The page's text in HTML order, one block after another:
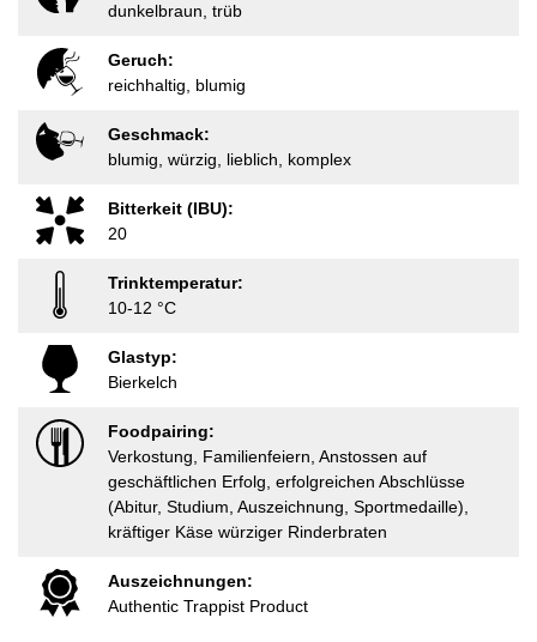
dunkelbraun, trüb
Geruch:
reichhaltig, blumig
Geschmack:
blumig, würzig, lieblich, komplex
Bitterkeit (IBU):
20
Trinktemperatur:
10-12 °C
Glastyp:
Bierkelch
Foodpairing:
Verkostung, Familienfeiern, Anstossen auf
geschäftlichen Erfolg, erfolgreichen Abschlüsse
(Abitur, Studium, Auszeichnung, Sportmedaille),
kräftiger Käse würziger Rinderbraten
Auszeichnungen:
Authentic Trappist Product